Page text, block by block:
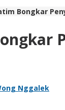
Bongkar
Nggalek